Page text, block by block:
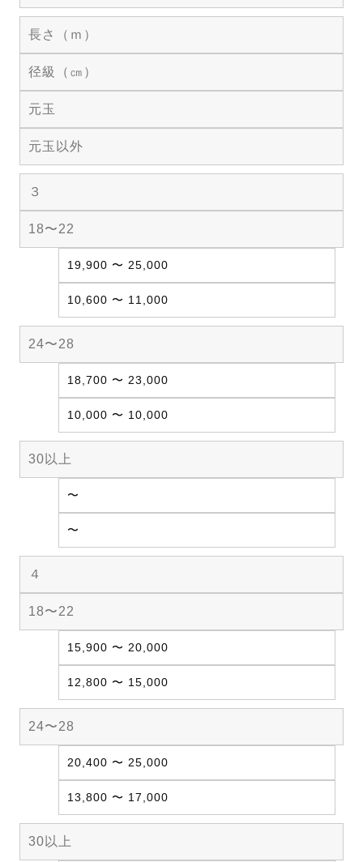
長さ（ｍ）
径級（㎝）
元玉
元玉以外
３
18〜22
19,900 〜 25,000
10,600 〜 11,000
24〜28
18,700 〜 23,000
10,000 〜 10,000
30以上
〜
〜
４
18〜22
15,900 〜 20,000
12,800 〜 15,000
24〜28
20,400 〜 25,000
13,800 〜 17,000
30以上